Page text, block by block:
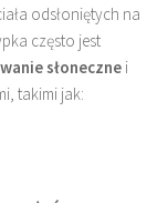
odsłoniętych na
często jest
słoneczne i
takimi jak: